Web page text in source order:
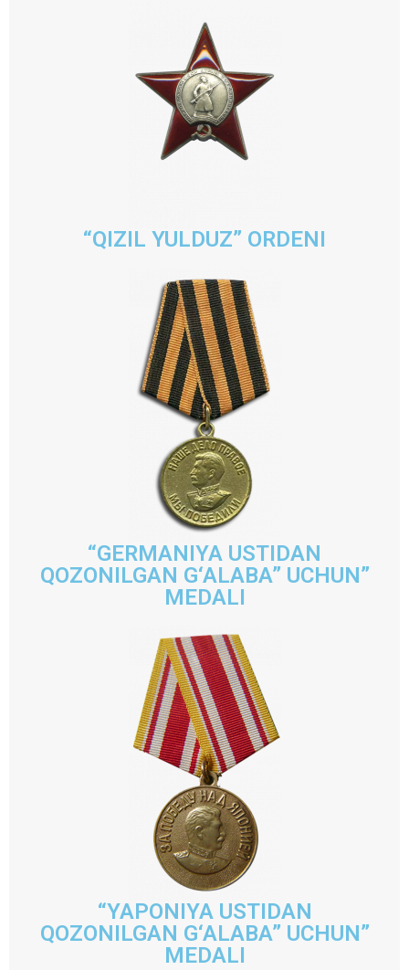
“QIZIL YULDUZ” ORDENI
“GERMANIYA USTIDAN
QOZONILGAN G‘ALABA” UCHUN”
MEDALI
“YAPONIYA USTIDAN
QOZONILGAN G‘ALABA” UCHUN”
MEDALI